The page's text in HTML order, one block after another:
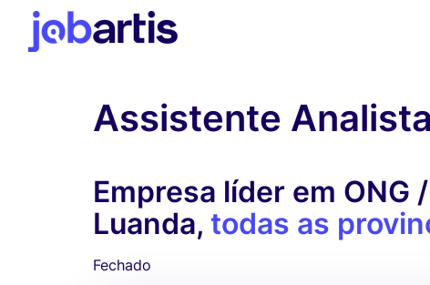
Assistente
Empresa líder em
Luanda, todas as
Fechado